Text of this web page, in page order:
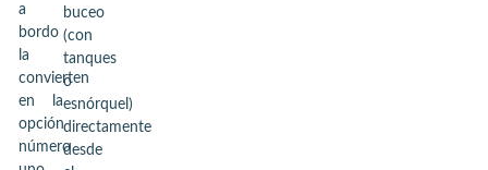
a
bordo
la
convierten
en la
opción
número
buceo
(con
tanques
o
esnórquel)
directamente
desde